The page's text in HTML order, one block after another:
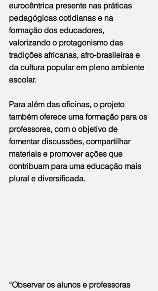
eurocêntrica presente nas práticas
pedagógicas cotidianas e na
formação dos educadores,
valorizando o protagonismo das
tradições africanas, afro-brasileiras e
da cultura popular em pleno ambiente
escolar.
Para além das oficinas, o projeto
também oferece uma formação para os
professores, com o objetivo de
fomentar discussões, compartilhar
materiais e promover ações que
contribuam para uma educação mais
plural e diversificada.
“Observar os alunos e professoras